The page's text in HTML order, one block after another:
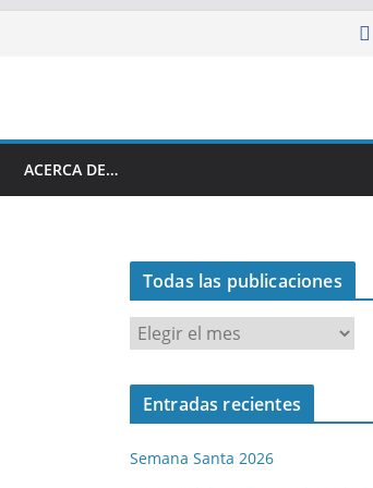
ACERCA DE…
Todas las publicaciones
o
d
l
Entradas recientes
Semana Santa 2026